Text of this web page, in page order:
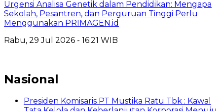
Urgensi Analisa Genetik dalam Pendidikan: Mengapa
Sekolah, Pesantren, dan Perguruan Tinggi Perlu
Menggunakan PRIMAGEN.id
Rabu, 29 Jul 2026 - 16:21 WIB
Nasional
Presiden Komisaris PT Mustika Ratu Tbk : Kawal